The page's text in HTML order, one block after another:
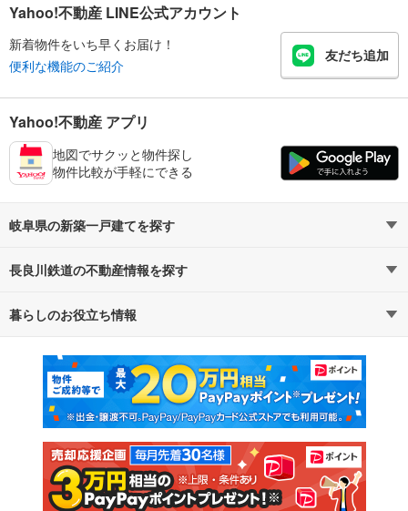
Yahoo!不動産 LINE公式アカウント
新着物件をいち早くお届け！
便利な機能のご紹介
友だち追加
Yahoo!不動産 アプリ
地図でサクッと物件探し
物件比較が手軽にできる
岐阜県の新築一戸建てを探す
路線・駅から探す
通勤・通学時間から探す
長良川鉄道の不動産情報を探す
不動産・住宅
新築マンション 中古マンション
新築一戸建て 中古一戸建て
注文住宅 土地
売却査定
暮らしのお役立ち情報
マンションカタログ 教えて！住まいの先生